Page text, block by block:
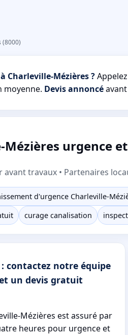
(8000)
Charleville-Mézières ?
moyenne. Devis annoncé
urgence
travaux • Partenaires
d'urgence Charleville-
curage canalisation
contactez notre équipe
un devis gratuit
Mézières est assuré par
heures pour urgence et